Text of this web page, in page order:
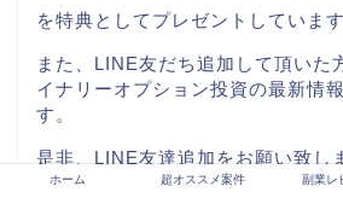
を特典としてプレゼントしています
また、LINE友だち追加して頂いた
イナリーオプション投資の最新情
す。
是非、LINE友達追加をお願い致し
ホーム 超オススメ案件 副業レ